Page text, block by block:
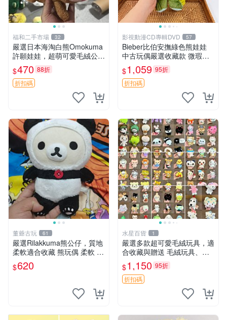
福和二手市場 32
嚴選日本海淘白熊Omokuma
許願娃娃，超萌可愛毛絨公仔
推薦收藏 白熊 Omokuma 毛
絨玩具 偽裝娃娃 玩具擺飾
$470 88折
折扣碼
影視動漫CD專輯DVD 57
Bieber比伯安撫綠色熊娃娃
中古玩偶嚴選收藏款 微瑕輕
度使用 Bieber綠熊娃娃 中古
玩偶 微瑕
$1,059 95折
折扣碼
董爺古玩 61
嚴選Rilakkuma熊公仔，質地
柔軟適合收藏 熊玩偶 柔軟 公
仔 收藏
$620
水星百貨 1
嚴選多款超可愛毛絨玩具，適
合收藏與贈送 毛絨玩具、抱
枕、公仔
$1,150 95折
折扣碼